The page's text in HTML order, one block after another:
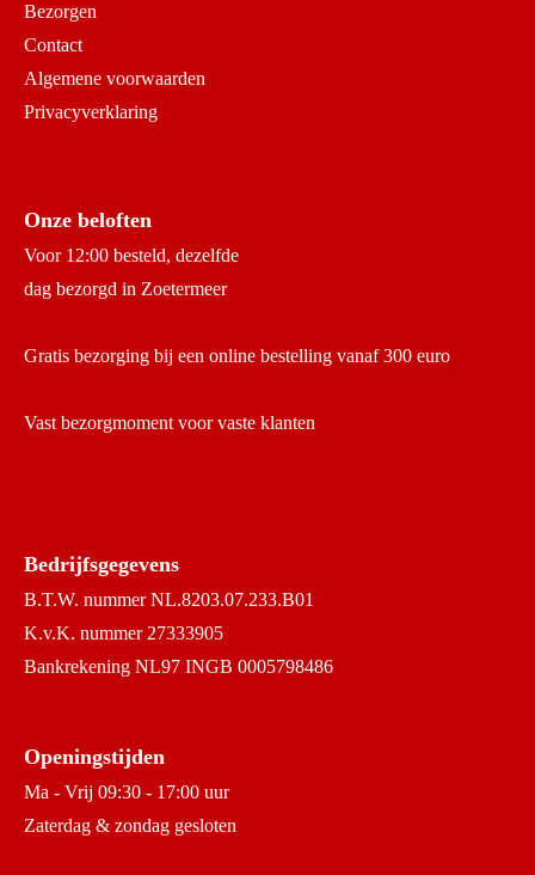
Bezorgen
Contact
Algemene voorwaarden
Privacyverklaring
Onze beloften
Voor 12:00 besteld, dezelfde
dag bezorgd in Zoetermeer
Gratis bezorging bij een online bestelling vanaf 300 euro
Vast bezorgmoment voor vaste klanten
Bedrijfsgegevens
B.T.W. nummer NL.8203.07.233.B01
K.v.K. nummer 27333905
Bankrekening NL97 INGB 0005798486
Openingstijden
Ma - Vrij 09:30 - 17:00 uur
Zaterdag & zondag gesloten